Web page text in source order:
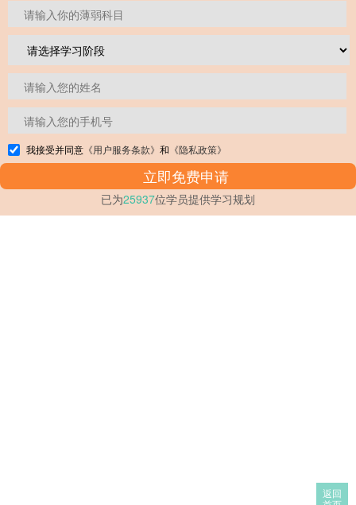
我接受并同意 《用户服务条款》 和 《隐私政策》
已为25937位学员提供学习规划
返回